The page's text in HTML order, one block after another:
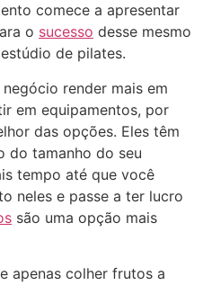
comece a apresentar
o sucesso desse mesmo
de pilates.
render mais em
em equipamentos, por
das opções. Eles têm
do tamanho do seu
tempo até que você
neles e passe a ter lucro
são uma opção mais
apenas colher frutos a